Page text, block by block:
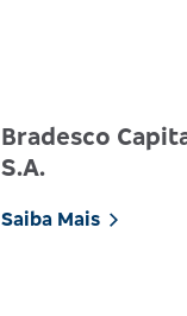
Bradesco
S.A.
Saiba Mais